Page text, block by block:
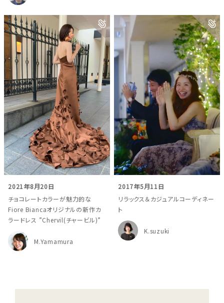
スタイル別
フォトウエディング
神社結婚式 お問い合わせ
2021年8月20日
チョコレートカラーが魅力的な
Fiore Biancaオリジナルの新作カ
ラードレス ”Chervil(チャービル)”
M.Yamamura
2017年5月11日
リラックス＆カジュアルコーディネー
ト
K.suzuki